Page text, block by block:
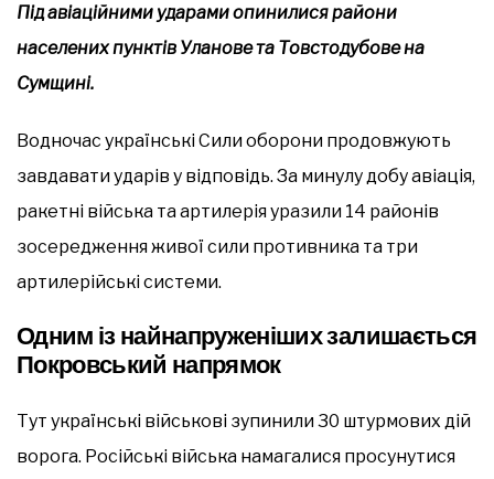
Під авіаційними ударами опинилися райони
населених пунктів Уланове та Товстодубове на
Сумщині.
Водночас українські Сили оборони продовжують
завдавати ударів у відповідь. За минулу добу авіація,
ракетні війська та артилерія уразили 14 районів
зосередження живої сили противника та три
артилерійські системи.
Одним із найнапруженіших залишається
Покровський напрямок
Тут українські військові зупинили 30 штурмових дій
ворога. Російські війська намагалися просунутися